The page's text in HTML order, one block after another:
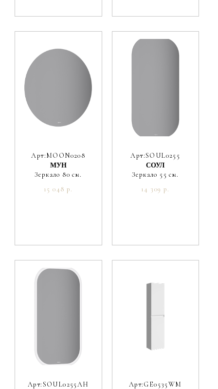
Арт:MOON0208
МУН
Зеркало 80 см.
15 048 р.
Арт:SOUL0255
СОУЛ
Зеркало 55 см.
14 309 р.
Арт:SOUL0255AH Арт:GE0535WM